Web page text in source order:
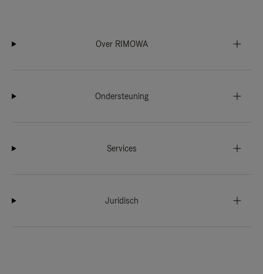
Over RIMOWA
Ondersteuning
Services
Juridisch